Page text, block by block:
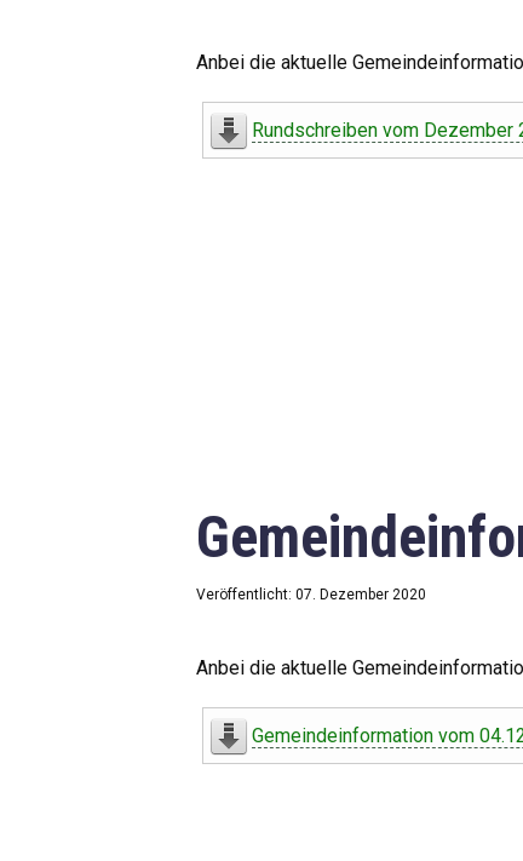
Anbei die aktuelle
Rundschreiben vom Dezember
Veröffentlicht: 07. Dezember 2020
Anbei die aktuelle
Gemeindeinformation vom